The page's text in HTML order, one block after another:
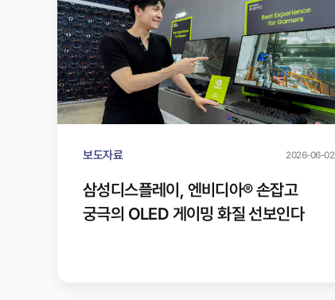
보도자료 2026-06-02
삼성디스플레이, 엔비디아® 손잡고
궁극의 OLED 게이밍 화질 선보인다